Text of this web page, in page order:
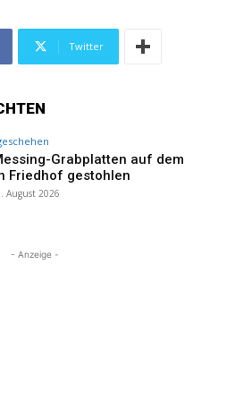
Twitter
Grabplatten auf dem
Friedhof gestohlen
August 2026
- Anzeige -